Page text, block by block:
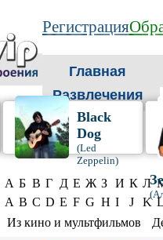
Регистрация
Главная
Развлечения
Black
Dog
(Led
Zeppelin)
А Б В Г Д Е Ж З И К Л
A B C D E F G H I J K
Из кино и мультфильмов